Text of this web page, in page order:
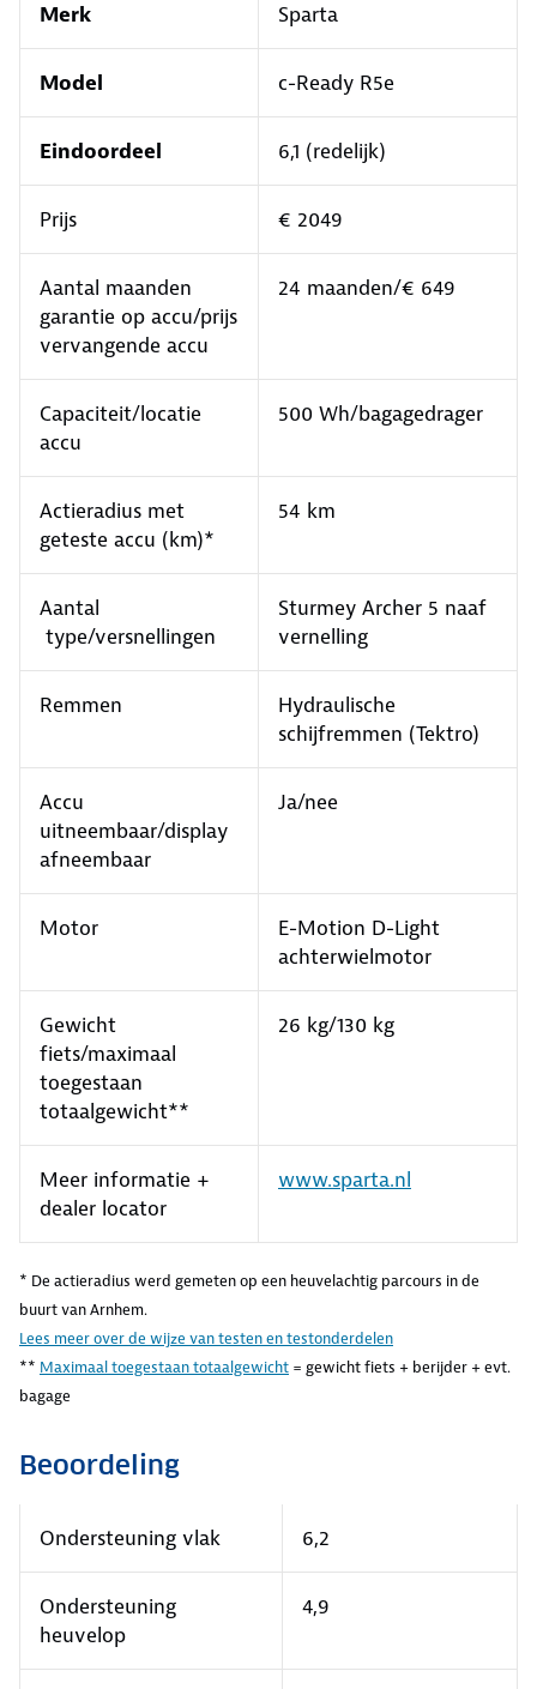
Merk Sparta
Model c-Ready R5e
Eindoordeel 6,1 (redelijk)
Prijs € 2049
Aantal maanden
garantie op accu/prijs
vervangende accu
24 maanden/€ 649
Capaciteit/locatie
accu
500 Wh/bagagedrager
Actieradius met
geteste accu (km)*
54 km
Aantal
type/versnellingen
Sturmey Archer 5 naaf
vernelling
Remmen
Hydraulische
schijfremmen (Tektro)
Accu
uitneembaar/display
afneembaar
Ja/nee
Motor
E-Motion D-Light
achterwielmotor
Gewicht
fiets/maximaal
toegestaan
totaalgewicht**
26 kg/130 kg
Meer informatie +
dealer locator
www.sparta.nl
* De actieradius werd gemeten op een heuvelachtig parcours in de
buurt van Arnhem.
Lees meer over de wijze van testen en testonderdelen
** Maximaal toegestaan totaalgewicht = gewicht fiets + berijder + evt.
bagage
Beoordeling
Ondersteuning vlak 6,2
Ondersteuning
heuvelop
4,9